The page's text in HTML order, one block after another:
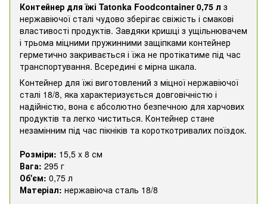
Контейнер для їжі Tatonka Foodcontainer 0,75 л з
нержавіючої сталі чудово зберігає свіжість і смакові
властивості продуктів. Завдяки кришці з ущільнювачем
і трьома міцними пружинними защіпками контейнер
герметично закривається і їжа не протікатиме під час
транспортування. Всередині є мірна шкала.
Контейнер для їжі виготовлений з міцної нержавіючої
сталі 18/8, яка характеризується довговічністю і
надійністю, вона є абсолютно безпечною для харчових
продуктів та легко чиститься. Контейнер стане
незамінним під час пікніків та короткотривалих поїздок.
Розміри: 15,5 x 8 см
Вага: 295 г
Об'єм: 0,75 л
Матеріал: нержавіюча сталь 18/8